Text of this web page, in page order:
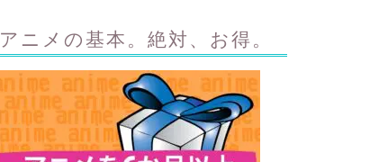
アニメの基本。絶対、お得。